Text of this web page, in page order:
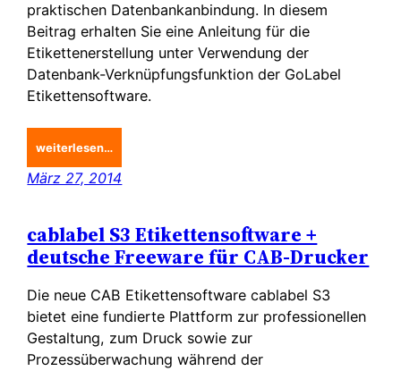
praktischen Datenbankanbindung. In diesem
Beitrag erhalten Sie eine Anleitung für die
Etikettenerstellung unter Verwendung der
Datenbank-Verknüpfungsfunktion der GoLabel
Etikettensoftware.
weiterlesen…
März 27, 2014
cablabel S3 Etikettensoftware +
deutsche Freeware für CAB-Drucker
Die neue CAB Etikettensoftware cablabel S3
bietet eine fundierte Plattform zur professionellen
Gestaltung, zum Druck sowie zur
Prozessüberwachung während der